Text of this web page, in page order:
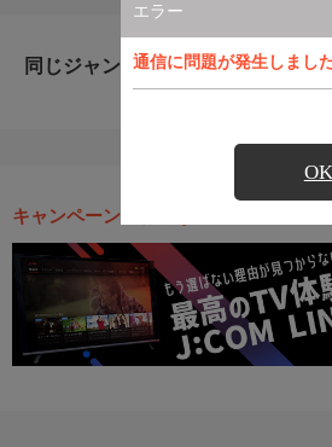
エラー
通信に問題が発生しまし
OK
同じジャンルのおすすめ番組
キャンペーン・お得な情報